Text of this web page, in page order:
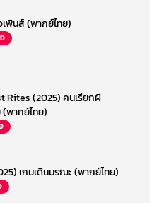
เพินส์ (พากย์ไทย)
Rites (2025) คนเรียกผี
พากย์ไทย)
เกมเดินมรณะ (พากย์ไทย)